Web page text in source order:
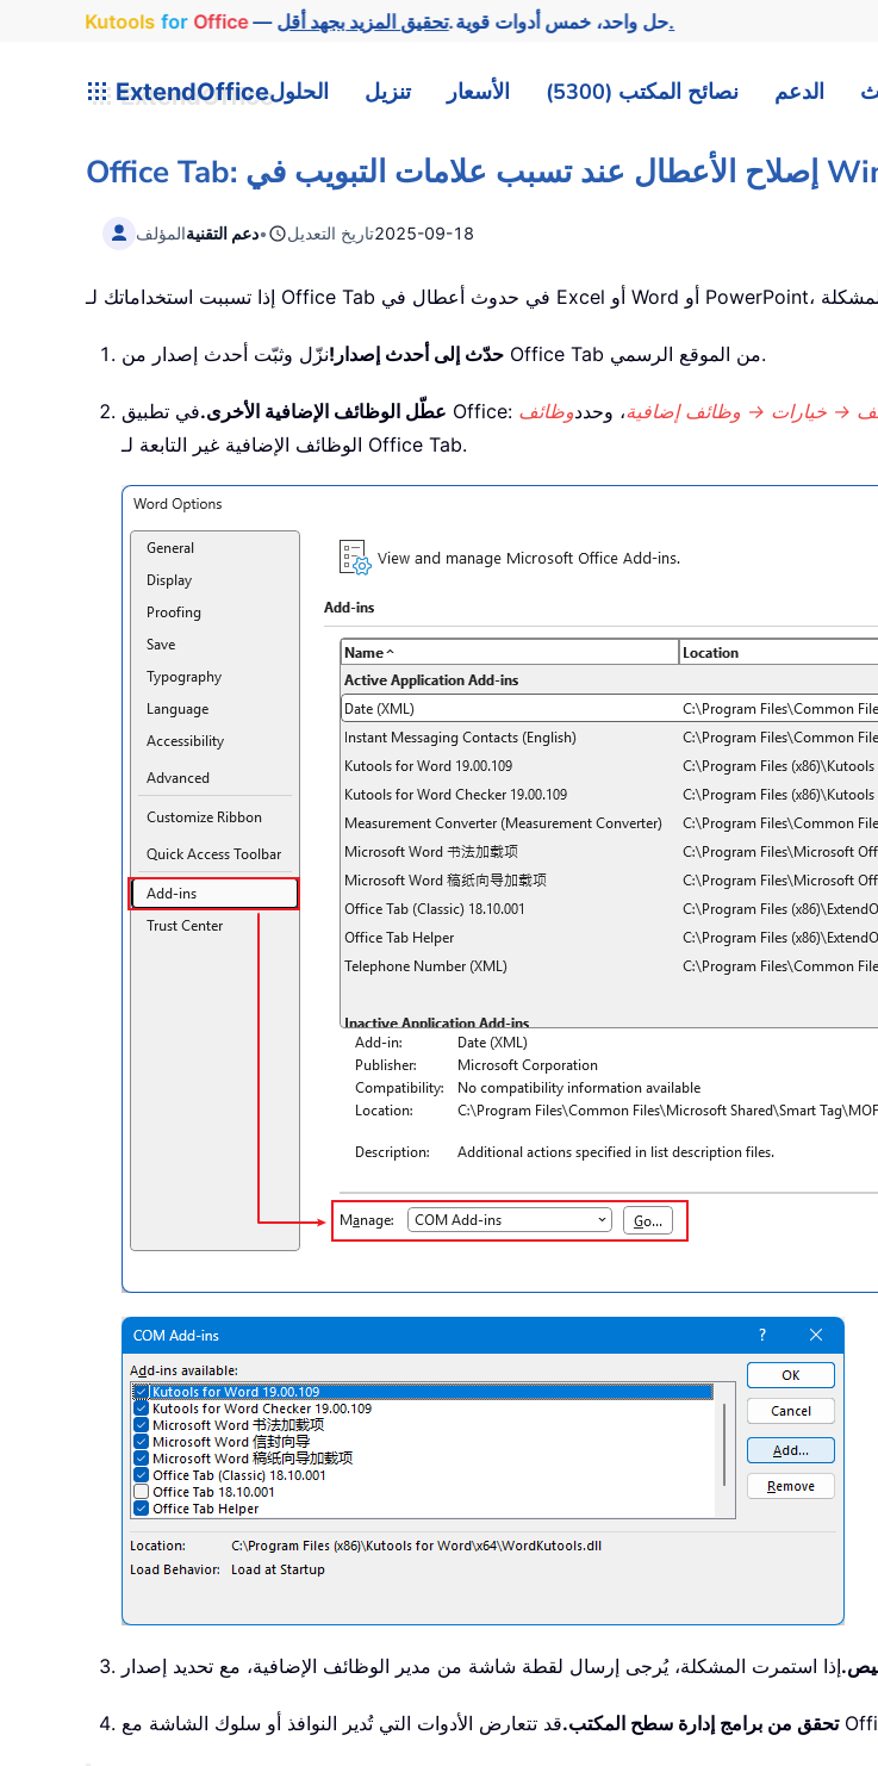
Kutools for Office — حل واحد، خمس أدوات قوية.تحقيق المزيد بجهد أقل.
ExtendOfficeالحلول تنزيل الأسعار نصائح المكتب (5300) الدعم
المؤلفدعم التقنية• تاريخ التعديل2025-09-18
حدّث إلى أحدث إصدار! نزّل وثبّت أحدث إصدار من Office Tab من الموقع الرسمي.
عطّل الوظائف الإضافية الأخرى. → خيارات → وظائف إضافية، وحدد
الوظائف الإضافية غير التابعة لـ Office Tab.
تحقق من برامج إدارة سطح المكتب.